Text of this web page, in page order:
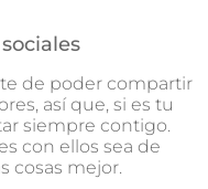
de poder compartir
así que, si es tu
siempre contigo.
con ellos sea de
cosas mejor.